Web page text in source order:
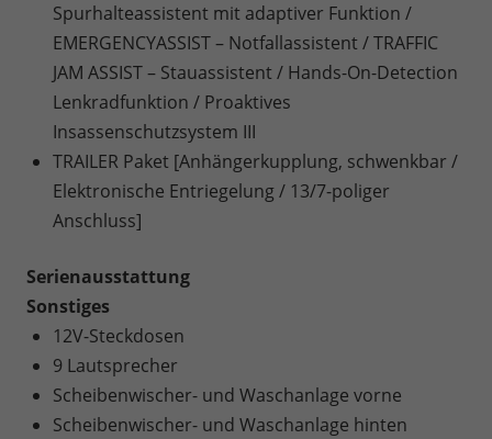
Spurhalteassistent mit adaptiver Funktion /
EMERGENCYASSIST – Notfallassistent / TRAFFIC
JAM ASSIST – Stauassistent / Hands-On-Detection
Lenkradfunktion / Proaktives
Insassenschutzsystem III
TRAILER Paket [Anhängerkupplung, schwenkbar /
Elektronische Entriegelung / 13/7-poliger
Anschluss]
Serienausstattung
Sonstiges
12V-Steckdosen
9 Lautsprecher
Scheibenwischer- und Waschanlage vorne
Scheibenwischer- und Waschanlage hinten